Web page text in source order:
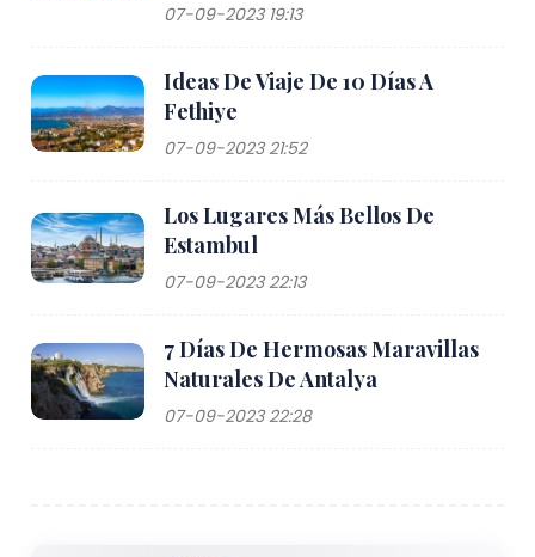
07-09-2023 19:13
Ideas De Viaje De 10 Días A
Fethiye
07-09-2023 21:52
Los Lugares Más Bellos De
Estambul
07-09-2023 22:13
7 Días De Hermosas Maravillas
Naturales De Antalya
07-09-2023 22:28